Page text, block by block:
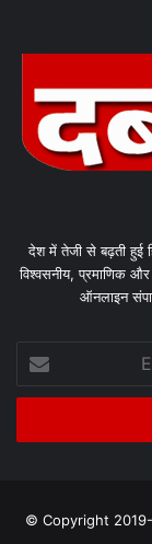
देश में तेजी से बढ़ती हुई
विश्वसनीय, प्रमाणिक और
ऑनलाइन
your
Email
© Copyright